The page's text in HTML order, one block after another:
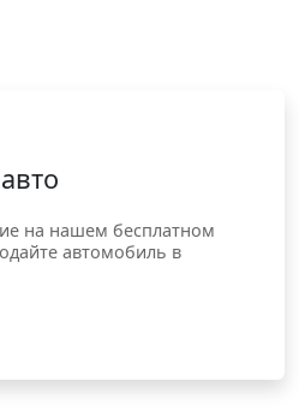
на нашем бесплатном
автомобиль в